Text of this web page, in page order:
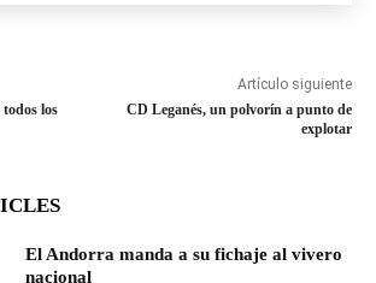
los
Artículo siguiente
CD Leganés, un polvorín a punto de
explotar
El Andorra manda a su fichaje al vivero
nacional